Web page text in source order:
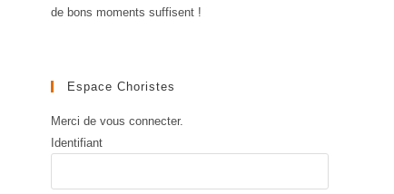
de bons moments suffisent !
Espace Choristes
Merci de vous connecter.
Identifiant